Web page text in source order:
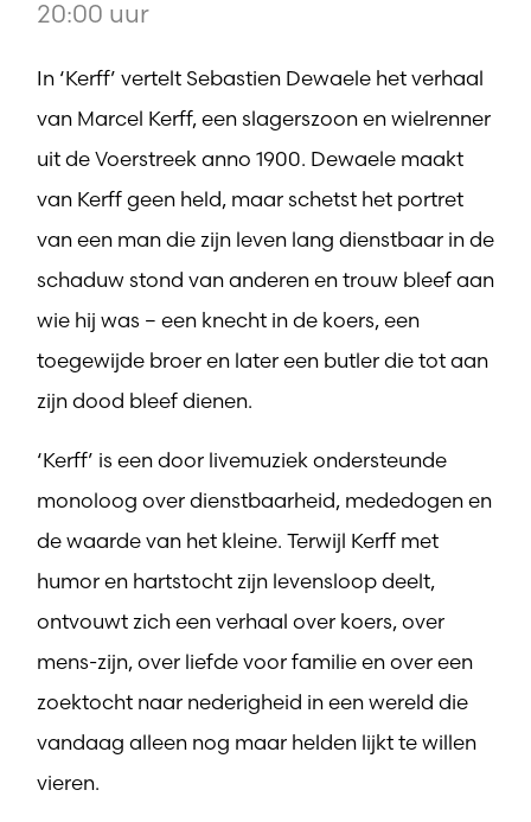
20:00 uur
In ‘Kerff’ vertelt Sebastien Dewaele het verhaal
van Marcel Kerff, een slagerszoon en wielrenner
uit de Voerstreek anno 1900. Dewaele maakt
van Kerff geen held, maar schetst het portret
van een man die zijn leven lang dienstbaar in de
schaduw stond van anderen en trouw bleef aan
wie hij was – een knecht in de koers, een
toegewijde broer en later een butler die tot aan
zijn dood bleef dienen.
‘Kerff’ is een door livemuziek ondersteunde
monoloog over dienstbaarheid, mededogen en
de waarde van het kleine. Terwijl Kerff met
humor en hartstocht zijn levensloop deelt,
ontvouwt zich een verhaal over koers, over
mens-zijn, over liefde voor familie en over een
zoektocht naar nederigheid in een wereld die
vandaag alleen nog maar helden lijkt te willen
vieren.